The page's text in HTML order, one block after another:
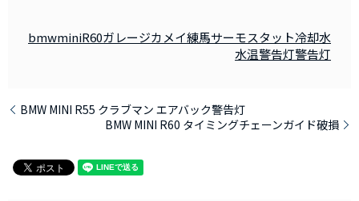
bmwminiR60ガレージカメイ練馬サーモスタット冷却水
水温警告灯警告灯
BMW MINI R55 クラブマン エアバック警告灯
BMW MINI R60 タイミングチェーンガイド破損